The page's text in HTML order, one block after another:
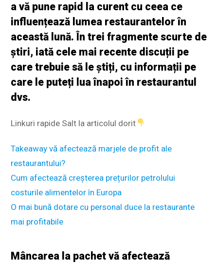
a vă pune rapid la curent cu ceea ce
influențează lumea restaurantelor în
această lună. În trei fragmente scurte de
știri, iată cele mai recente discuții pe
care trebuie să le știți, cu informații pe
care le puteți lua înapoi în restaurantul
dvs.
Linkuri rapide Salt la articolul dorit
Takeaway vă afectează marjele de profit ale
restaurantului?
Cum afectează creșterea prețurilor petrolului
costurile alimentelor în Europa
O mai bună dotare cu personal duce la restaurante
mai profitabile
Mâncarea la pachet vă afectează